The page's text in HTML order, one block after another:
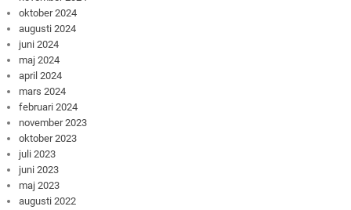
oktober 2024
augusti 2024
juni 2024
maj 2024
april 2024
mars 2024
februari 2024
november 2023
oktober 2023
juli 2023
juni 2023
maj 2023
augusti 2022